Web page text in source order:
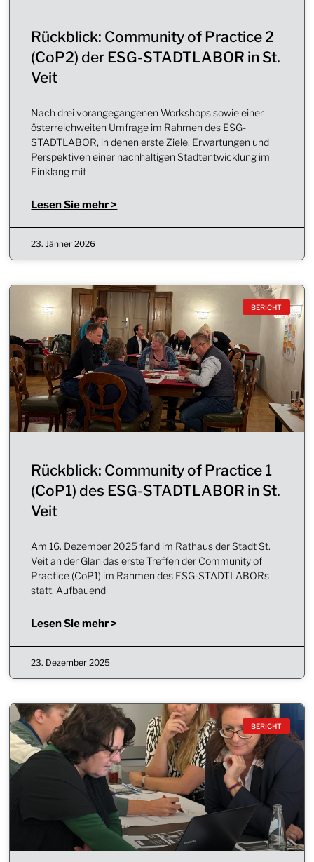
Rückblick: Community of Practice 2
(CoP2) der ESG-STADTLABOR in St.
Veit
Nach drei vorangegangenen Workshops sowie einer
österreichweiten Umfrage im Rahmen des ESG-
STADTLABOR, in denen erste Ziele, Erwartungen und
Perspektiven einer nachhaltigen Stadtentwicklung im
Einklang mit
Lesen Sie mehr >
23. Jänner 2026
BERICHT
Rückblick: Community of Practice 1
(CoP1) des ESG-STADTLABOR in St.
Veit
Am 16. Dezember 2025 fand im Rathaus der Stadt St.
Veit an der Glan das erste Treffen der Community of
Practice (CoP1) im Rahmen des ESG-STADTLABORs
statt. Aufbauend
Lesen Sie mehr >
23. Dezember 2025
BERICHT